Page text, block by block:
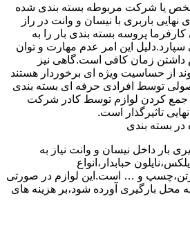
یا شرکت مربوطه بسته بندی شده
نهایی باربری با نیسان و وانت در راز
پروسه بسته بندی بار را به
این امر عدم مهارت و توان
داشتن زمان کافی است.گاهی نیز
از حساسیت ویژه ای برخوردار هستند
توسط افرادی حرفه ای بسته بندی
جمع کردن لوازم توسط کادر شرکت
تاثیرگذار است.
در بسته بندی
بار داخل نیسان و وانت نیاز به
حبابدار،انواع
و … است.این لوازم در صورتی
بارگیری آورده شود،بر هزینه های